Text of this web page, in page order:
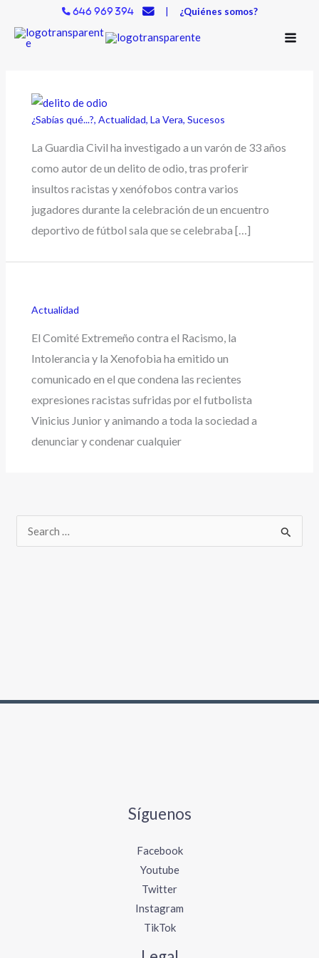
contenido
646 969 394 | ¿Quiénes somos?
¿Sabías qué...?,Actualidad,La Vera,Sucesos
La Guardia Civil ha investigado a un varón de 33 años
como autor de un delito de odio, tras proferir
insultos racistas y xenófobos contra varios
jugadores durante la celebración de un encuentro
deportivo de fútbol sala que se celebraba […]
Actualidad
El Comité Extremeño contra el Racismo, la
Intolerancia y la Xenofobia ha emitido un
comunicado en el que condena las recientes
expresiones racistas sufridas por el futbolista
Vinicius Junior y animando a toda la sociedad a
denunciar y condenar cualquier
Síguenos
Facebook
Youtube
Twitter
Instagram
TikTok